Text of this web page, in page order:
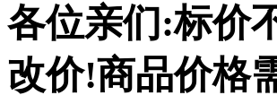
各位亲们:标价
改价!商品价格